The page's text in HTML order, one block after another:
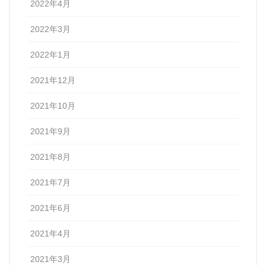
2022年4月
2022年3月
2022年1月
2021年12月
2021年10月
2021年9月
2021年8月
2021年7月
2021年6月
2021年4月
2021年3月